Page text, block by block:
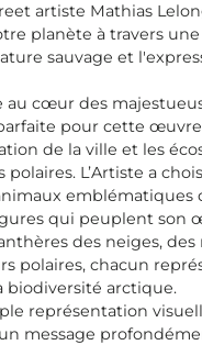
artiste Mathias
planète à travers
sauvage et
au cœur des
pour cette œuvre
de la ville et les
L’Artiste a
emblématiques
qui peuplent son
des neiges, des
polaires, chacun
biodiversité arctique.
représentation
message